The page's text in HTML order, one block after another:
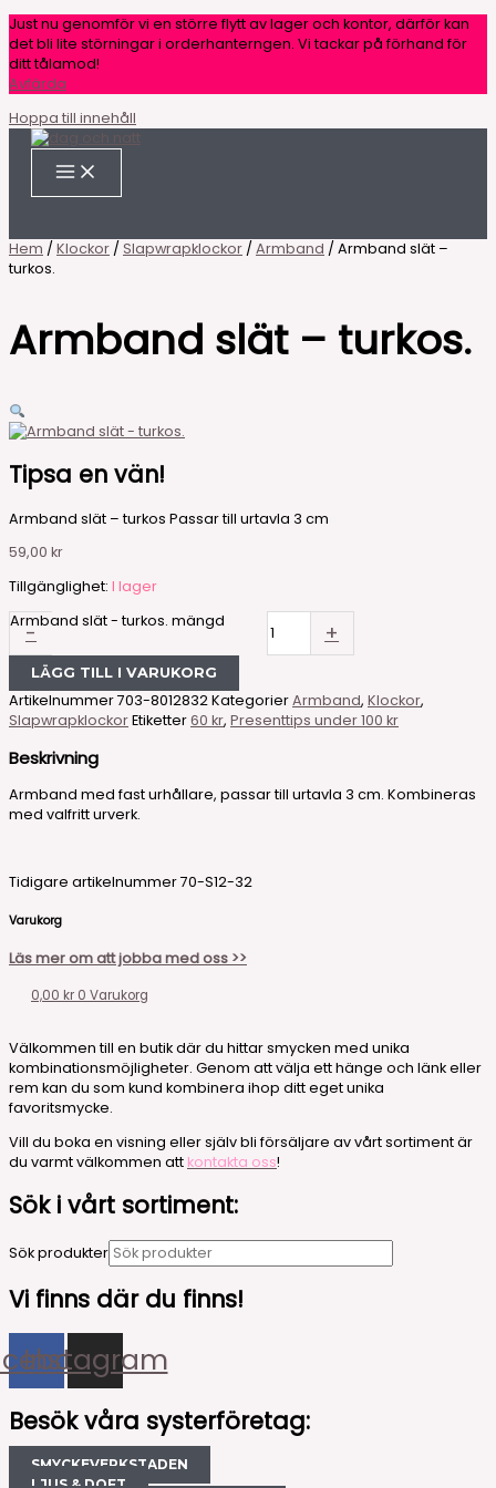
Just nu genomför vi en större flytt av lager och kontor, därför kan
det bli lite störningar i orderhanterngen. Vi tackar på förhand för
ditt tålamod!
Avfärda
Hoppa till innehåll
Hem / Klockor / Slapwrapklockor / Armband / Armband slät –
turkos.
Armband slät – turkos.
Tipsa en vän!
Armband slät – turkos Passar till urtavla 3 cm
59,00 kr
Tillgänglighet: I lager
-
Armband slät - turkos. mängd +
LÄGG TILL I VARUKORG
Artikelnummer703-8012832KategorierArmband, Klockor,
SlapwrapklockorEtiketter60 kr, Presenttips under 100 kr
Beskrivning
Armband med fast urhållare, passar till urtavla 3 cm. Kombineras
med valfritt urverk.
Tidigare artikelnummer 70-S12-32
Varukorg
Läs mer om att jobba med oss >>
0,00 kr 0 Varukorg
Välkommen till en butik där du hittar smycken med unika
kombinationsmöjligheter. Genom att välja ett hänge och länk eller
rem kan du som kund kombinera ihop ditt eget unika
favoritsmycke.
Vill du boka en visning eller själv bli försäljare av vårt sortiment är
du varmt välkommen att kontakta oss!
Sök i vårt sortiment:
Sök produkter
Vi finns där du finns!
Instagram
Besök våra systerföretag:
SMYCKEVERKSTADEN